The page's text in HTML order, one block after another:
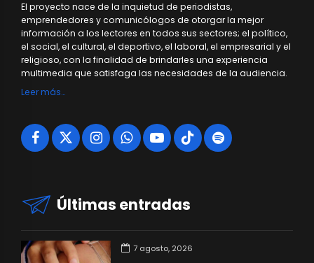
El proyecto nace de la inquietud de periodistas,
emprendedores y comunicólogos de otorgar la mejor
información a los lectores en todos sus sectores; el político,
el social, el cultural, el deportivo, el laboral, el empresarial y el
religioso, con la finalidad de brindarles una experiencia
multimedia que satisfaga las necesidades de la audiencia.
Leer más…
Últimas entradas
7 agosto, 2026